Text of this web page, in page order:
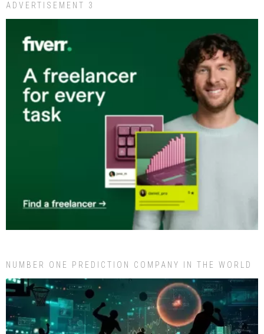
ADVERTISEMENT 3
NUMBER ONE PREDICTION COMPANY IN THE WORLD